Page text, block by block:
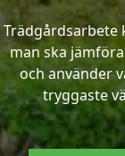
Trädgårdsarbete
man ska
och använder
tryggaste